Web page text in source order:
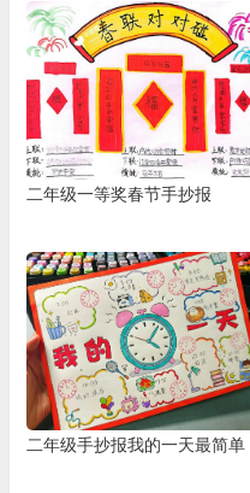
二年级一等奖春节手抄报
二年级手抄报我的一天最简单